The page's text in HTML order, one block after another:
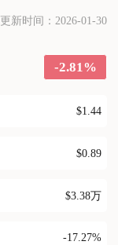
更新时间：2026-01-30
-2.81%
$1.44
$0.89
$3.38万
-17.27%